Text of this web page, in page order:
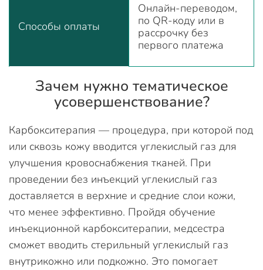
Способы оплаты
Онлайн-переводом,
по QR-коду или в
рассрочку без
первого платежа
Зачем нужно тематическое
усовершенствование?
Карбокситерапия — процедура, при которой под
или сквозь кожу вводится углекислый газ для
улучшения кровоснабжения тканей. При
проведении без инъекций углекислый газ
доставляется в верхние и средние слои кожи,
что менее эффективно. Пройдя обучение
инъекционной карбокситерапии, медсестра
сможет вводить стерильный углекислый газ
внутрикожно или подкожно. Это помогает